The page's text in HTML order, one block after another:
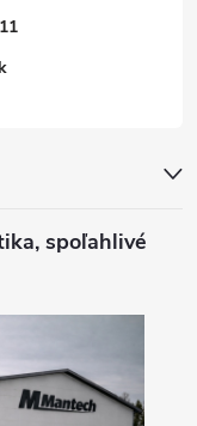
spoľahlivé